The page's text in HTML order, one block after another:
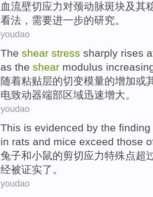
血流壁切应力对颈动脉斑块及其
看法 ， 需要进一步的研究。
youdao
The shear stress sharply rises
as the shear modulus
随着粘贴层的切变模量的增加或
电致动器端部区域迅速增大。
youdao
This is evidenced by the finding
in rats and mice exceed those
兔子和小鼠的剪切应力特殊点超
经被证实了。
youdao